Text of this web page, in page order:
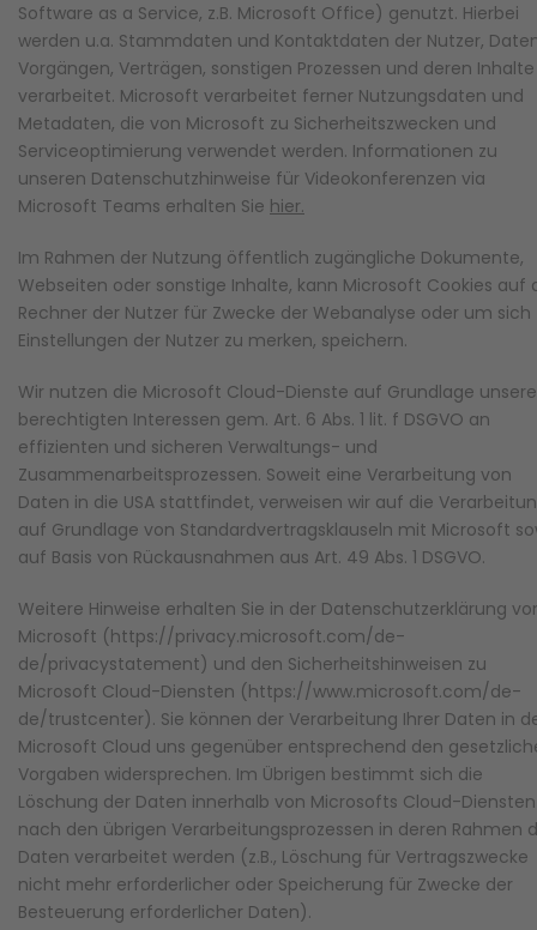
Software as a Service, z.B. Microsoft Office) genutzt. Hierbei
werden u.a. Stammdaten und Kontaktdaten der Nutzer,
Vorgängen, Verträgen, sonstigen Prozessen und deren Inhalte
verarbeitet. Microsoft verarbeitet ferner Nutzungsdaten und
Metadaten, die von Microsoft zu Sicherheitszwecken und
Serviceoptimierung verwendet werden. Informationen zu
unseren Datenschutzhinweise für Videokonferenzen via
Microsoft Teams erhalten Sie hier.
Im Rahmen der Nutzung öffentlich zugängliche Dokumente,
Webseiten oder sonstige Inhalte, kann Microsoft Cookies auf
Rechner der Nutzer für Zwecke der Webanalyse oder um sich
Einstellungen der Nutzer zu merken, speichern.
Wir nutzen die Microsoft Cloud-Dienste auf Grundlage
berechtigten Interessen gem. Art. 6 Abs. 1 lit. f DSGVO an
effizienten und sicheren Verwaltungs- und
Zusammenarbeitsprozessen. Soweit eine Verarbeitung von
Daten in die USA stattfindet, verweisen wir auf die
auf Grundlage von Standardvertragsklauseln mit Microsoft
auf Basis von Rückausnahmen aus Art. 49 Abs. 1 DSGVO.
Weitere Hinweise erhalten Sie in der Datenschutzerklärung
Microsoft (https://privacy.microsoft.com/de-
de/privacystatement) und den Sicherheitshinweisen zu
Microsoft Cloud-Diensten (https://www.microsoft.com/de-
de/trustcenter). Sie können der Verarbeitung Ihrer Daten in
Microsoft Cloud uns gegenüber entsprechend den
Vorgaben widersprechen. Im Übrigen bestimmt sich die
Löschung der Daten innerhalb von Microsofts Cloud-Diensten
nach den übrigen Verarbeitungsprozessen in deren Rahmen
Daten verarbeitet werden (z.B., Löschung für Vertragszwecke
nicht mehr erforderlicher oder Speicherung für Zwecke der
Besteuerung erforderlicher Daten).